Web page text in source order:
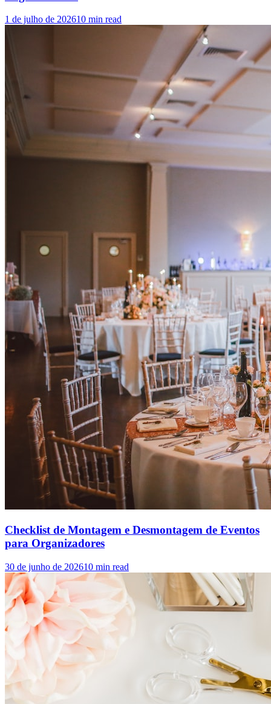
1 de julho de 202610 min read
Checklist de Montagem e Desmontagem de Eventos
para Organizadores
30 de junho de 202610 min read